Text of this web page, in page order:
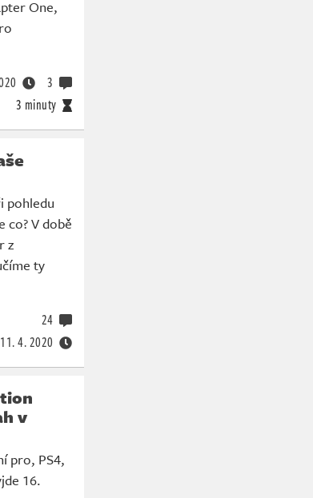
One,
3 minuty
3
pohledu
co? V době
z
ty
11. 4. 2020
24
v
pro, PS4,
16.